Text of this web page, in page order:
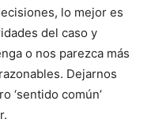
lo mejor es
del caso y
o nos parezca más
Dejarnos
‘sentido común’